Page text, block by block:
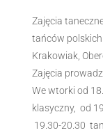
Zajęcia
tańców
Krakowiak,
Zajęcia
We wtorki od
klasyczny, od
19.30-20.30